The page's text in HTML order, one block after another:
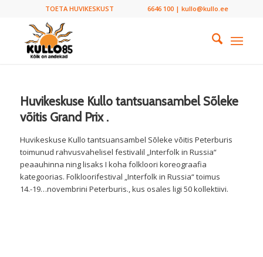
TOETA HUVIKESKUST 6646 100 | kullo@kullo.ee
Huvikeskuse Kullo tantsuansambel Sõleke
võitis Grand Prix .
Huvikeskuse Kullo tantsuansambel Sõleke võitis Peterburis
toimunud rahvusvahelisel festivalil „Interfolk in Russia“
peaauhinna ning lisaks I koha folkloori koreograafia
kategoorias. Folkloorifestival „Interfolk in Russia“ toimus
14.-19…novembrini Peterburis., kus osales ligi 50 kollektiivi.